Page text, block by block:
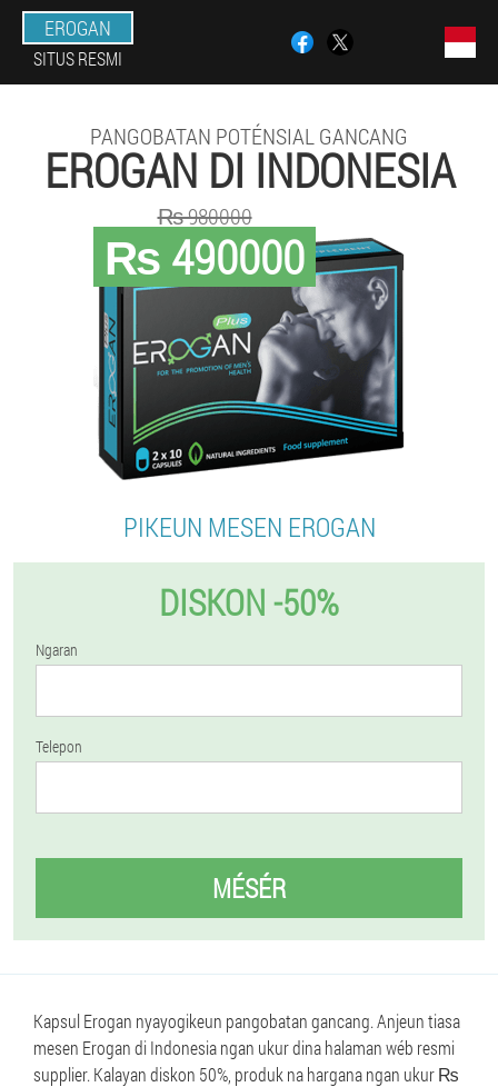
EROGAN
SITUS RESMI
PANGOBATAN POTÉNSIAL GANCANG
EROGAN DI INDONESIA
₨ 490000
₨ 980000
PIKEUN MESEN EROGAN
DISKON -50%
Ngaran
Telepon
MÉSÉR
Kapsul Erogan nyayogikeun pangobatan gancang. Anjeun tiasa
mesen Erogan di Indonesia ngan ukur dina halaman wéb resmi
supplier. Kalayan diskon 50%, produk na hargana ngan ukur ₨